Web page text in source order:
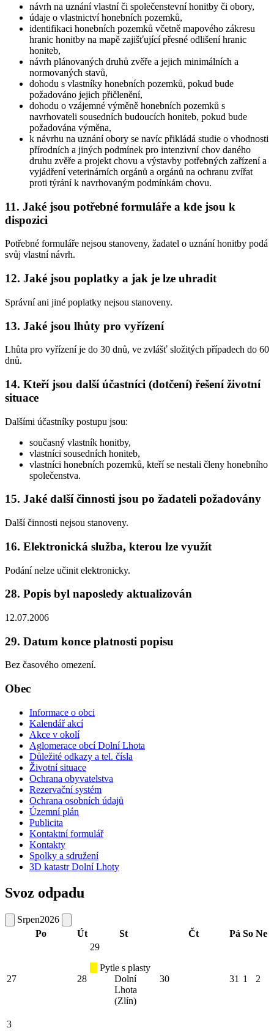
návrh na uznání vlastní či společenstevní honitby či obory,
údaje o vlastnictví honebních pozemků,
identifikaci honebních pozemků včetně mapového zákresu
hranic honitby na mapě zajišťující přesné odlišení hranic
honiteb,
návrh plánovaných druhů zvěře a jejich minimálních a
normovaných stavů,
dohodu s vlastníky honebních pozemků, pokud bude
požadováno jejich přičlenění,
dohodu o vzájemné výměně honebních pozemků s
navrhovateli sousedních budoucích honiteb, pokud bude
požadována výměna,
k návrhu na uznání obory se navíc přikládá studie o vhodnosti
přírodních a jiných podmínek pro intenzivní chov daného
druhu zvěře a projekt chovu a výstavby potřebných zařízení a
vyjádření veterinárních orgánů a orgánů na ochranu zvířat
proti týrání k navrhovaným podmínkám chovu.
11. Jaké jsou potřebné formuláře a kde jsou k
dispozici
Potřebné formuláře nejsou stanoveny, žadatel o uznání honitby podá
svůj vlastní návrh.
12. Jaké jsou poplatky a jak je lze uhradit
Správní ani jiné poplatky nejsou stanoveny.
13. Jaké jsou lhůty pro vyřízení
Lhůta pro vyřízení je do 30 dnů, ve zvlášť složitých případech do 60
dnů.
14. Kteří jsou další účastníci (dotčení) řešení životní
situace
Dalšími účastníky postupu jsou:
současný vlastník honitby,
vlastníci sousedních honiteb,
vlastníci honebních pozemků, kteří se nestali členy honebního
společenstva.
15. Jaké další činnosti jsou po žadateli požadovány
Další činnosti nejsou stanoveny.
16. Elektronická služba, kterou lze využít
Podání nelze učinit elektronicky.
28. Popis byl naposledy aktualizován
12.07.2006
29. Datum konce platnosti popisu
Bez časového omezení.
Obec
Informace o obci
Kalendář akcí
Akce v okolí
Aglomerace obcí Dolní Lhota
Důležité odkazy a tel. čísla
Životní situace
Ochrana obyvatelstva
Rezervační systém
Ochrana osobních údajů
Územní plán
Publicita
Kontaktní formulář
Kontakty
Spolky a sdružení
3D katastr Dolní Lhoty
Svoz odpadu
Srpen2026
Po
Út St Čt Pá So Ne
27 28
29
Pytle s plasty
Dolní
Lhota
(Zlín)
30 31 1 2
3